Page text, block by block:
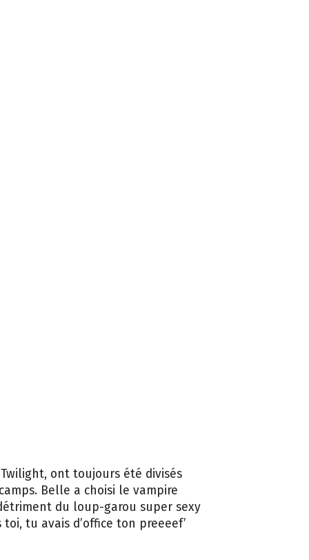
ont toujours été divisés
Belle a choisi le vampire
du loup-garou super sexy
toi, tu avais d’office ton preeeef’